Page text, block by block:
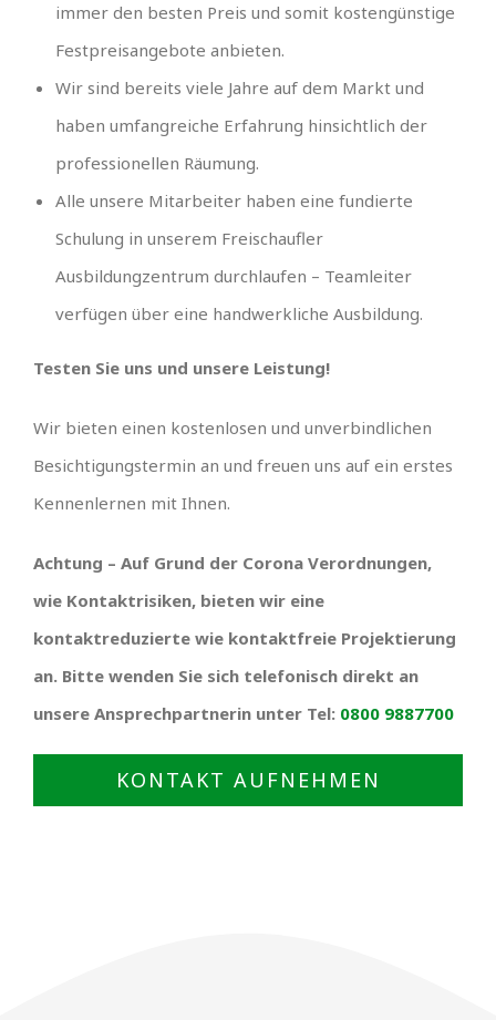
immer den besten Preis und somit kostengünstige
Festpreisangebote anbieten.
Wir sind bereits viele Jahre auf dem Markt und
haben umfangreiche Erfahrung hinsichtlich der
professionellen Räumung.
Alle unsere Mitarbeiter haben eine fundierte
Schulung in unserem Freischaufler
Ausbildungzentrum durchlaufen – Teamleiter
verfügen über eine handwerkliche Ausbildung.
Testen Sie uns und unsere Leistung!
Wir bieten einen kostenlosen und unverbindlichen
Besichtigungstermin an und freuen uns auf ein erstes
Kennenlernen mit Ihnen.
Achtung – Auf Grund der Corona Verordnungen,
wie Kontaktrisiken, bieten wir eine
kontaktreduzierte wie kontaktfreie Projektierung
an. Bitte wenden Sie sich telefonisch direkt an
unsere Ansprechpartnerin unter Tel: 0800 9887700
KONTAKT AUFNEHMEN